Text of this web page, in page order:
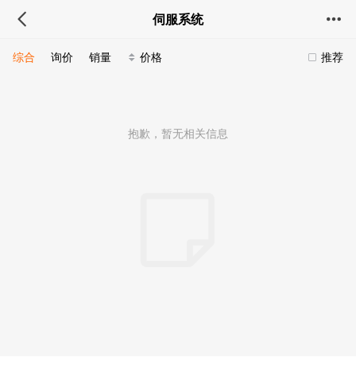
伺服系统
推荐
综合 询价 销量 价格
抱歉，暂无相关信息